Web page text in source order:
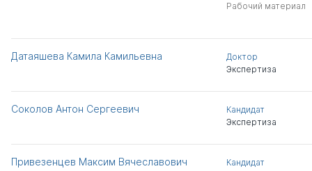
Рабочий материал
Датаяшева Камила Камильевна
Доктор
Экспертиза
Соколов Антон Сергеевич
Кандидат
Экспертиза
Привезенцев Максим Вячеславович
Кандидат